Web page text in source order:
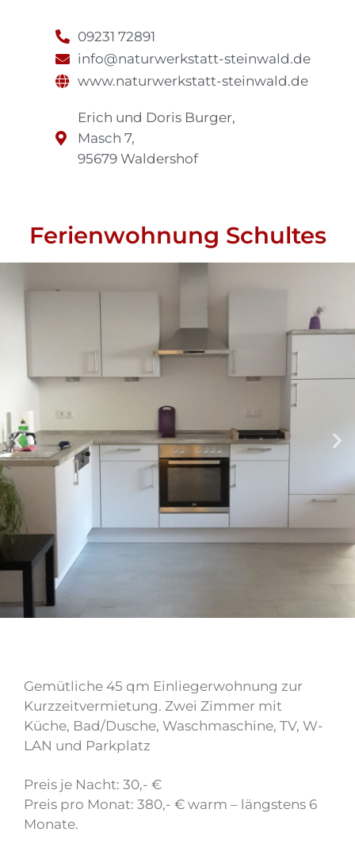
09231 72891
info@naturwerkstatt-steinwald.de
www.naturwerkstatt-steinwald.de
Erich und Doris Burger,
Masch 7,
95679 Waldershof
Ferienwohnung Schultes
Gemütliche 45 qm Einliegerwohnung zur
Kurzzeitvermietung. Zwei Zimmer mit
Küche, Bad/Dusche, Waschmaschine, TV, W-
LAN und Parkplatz
Preis je Nacht: 30,- €
Preis pro Monat: 380,- € warm – längstens 6
Monate.